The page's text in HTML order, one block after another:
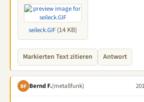
seileck.GIF (14 KB)
Markierten Text zitieren Antwort
BF Bernd F.(metallfunk)